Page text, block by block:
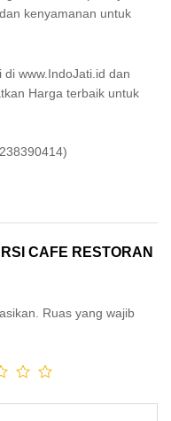
kenyamanan untuk
www.IndoJati.id dan
Harga terbaik untuk
CAFE RESTORAN
Ruas yang wajib